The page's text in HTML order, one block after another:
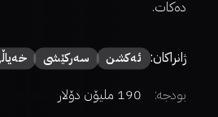
دەکات.
ژانراکان: ئەكشن سەركێشی
بودجە: 190 ملیۆن دۆلار